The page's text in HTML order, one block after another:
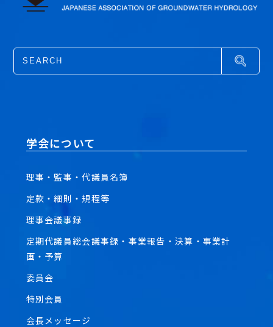
学会について
理事・監事・代議員名簿
定款・細則・規程等
理事会議事録
定期代議員総会議事録・事業報告・決算・事業計
画・予算
委員会
特別会員
会長メッセージ